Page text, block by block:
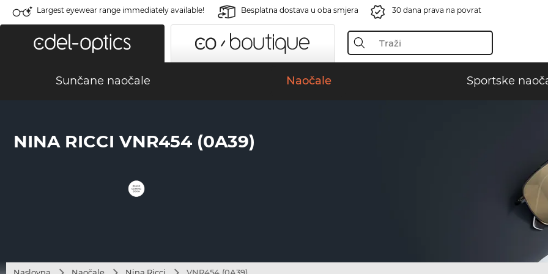
Largest eyewear range immediately available! Besplatna dostava u oba smjera 30 dana prava na povrat
Sunčane naočale Naočale Sportske
NINA RICCI VNR454 (0A39)